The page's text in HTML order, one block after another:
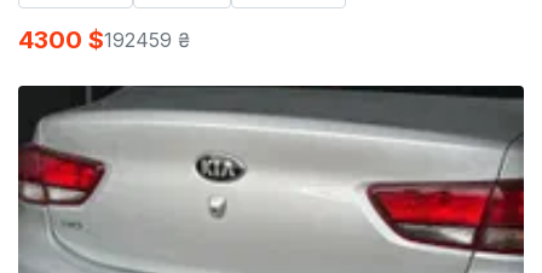
4300 $192459 ₴